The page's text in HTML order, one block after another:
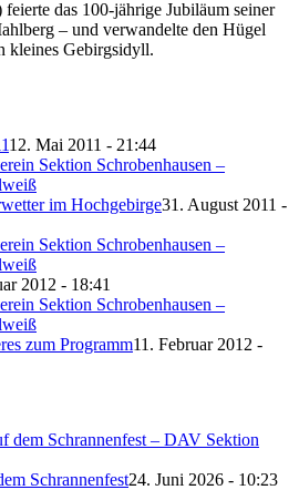
das 100-jährige Jubiläum seiner
– und verwandelte den Hügel
kleines Gebirgsidyll.
12. Mai 2011 - 21:44
im Hochgebirge31. August 2011 -
2012 - 18:41
zum Programm11. Februar 2012 -
Schrannenfest24. Juni 2026 - 10:23